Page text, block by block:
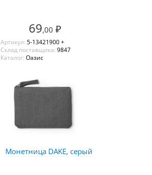
69,00 ₽
Артикул: 5-13421900 +
Склад поставщика: 9847
Каталог: Оазис
Монетница DAKE, серый